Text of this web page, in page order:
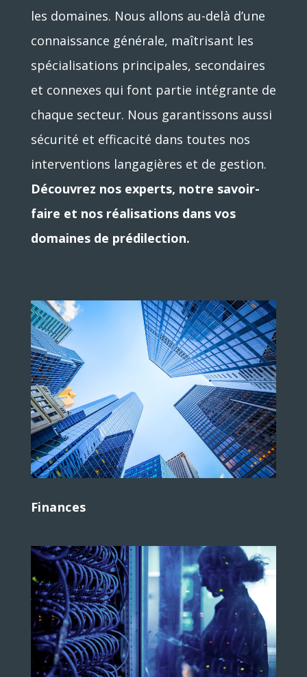
les domaines. Nous allons au-delà d’une
connaissance générale, maîtrisant les
spécialisations principales, secondaires
et connexes qui font partie intégrante de
chaque secteur. Nous garantissons aussi
sécurité et efficacité dans toutes nos
interventions langagières et de gestion.
Découvrez nos experts, notre savoir-
faire et nos réalisations dans vos
domaines de prédilection.
Finances